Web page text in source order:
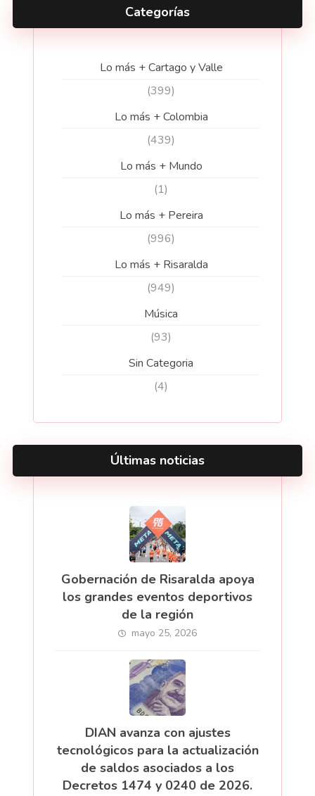
Categorías
Lo más + Cartago y Valle
(399)
Lo más + Colombia
(439)
Lo más + Mundo
(1)
Lo más + Pereira
(996)
Lo más + Risaralda
(949)
Música
(93)
Sin Categoria
(4)
Últimas noticias
Gobernación de Risaralda apoya
los grandes eventos deportivos
de la región
mayo 25, 2026
DIAN avanza con ajustes
tecnológicos para la actualización
de saldos asociados a los
Decretos 1474 y 0240 de 2026.